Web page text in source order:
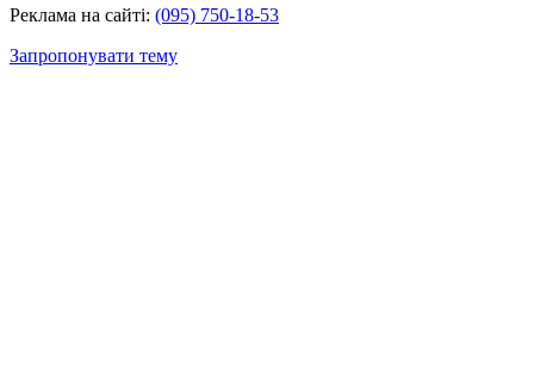
Реклама на сайті: (095) 750-18-53
Запропонувати тему